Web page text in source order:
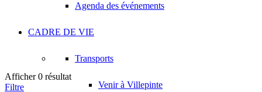
Agenda des événements
CADRE DE VIE
Transports
Venir à Villepinte
Afficher 0 résultat
Filtre